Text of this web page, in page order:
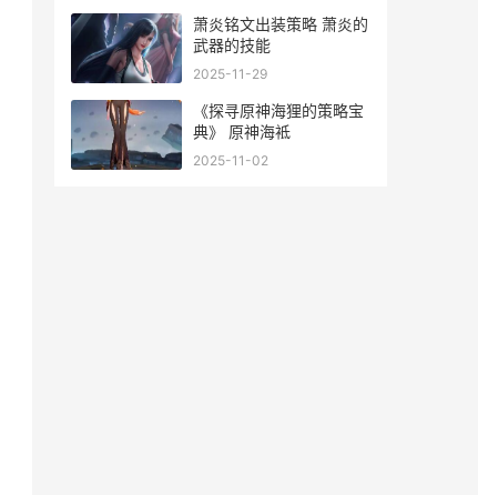
萧炎铭文出装策略 萧炎的
武器的技能
2025-11-29
《探寻原神海狸的策略宝
典》 原神海袛
2025-11-02